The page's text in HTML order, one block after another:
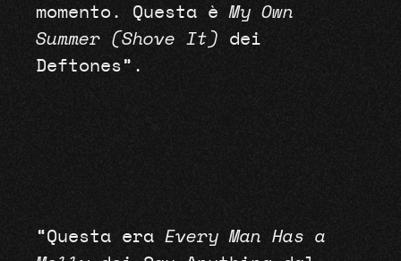
momento. Questa èMy Own
Summer (Shove It) dei
Deftones”.
“Questa era Every Man Has a